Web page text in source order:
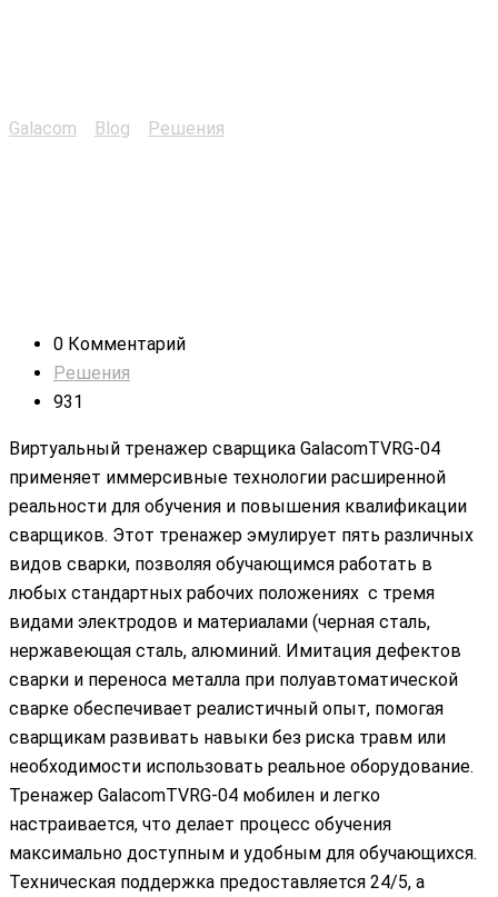
Galacom Blog Решения
0 Комментарий
Решения
931
Виртуальный тренажер сварщика GalacomTVRG-04
применяет иммерсивные технологии расширенной
реальности для обучения и повышения квалификации
сварщиков. Этот тренажер эмулирует пять различных
видов сварки, позволяя обучающимся работать в
любых стандартных рабочих положениях с тремя
видами электродов и материалами (черная сталь,
нержавеющая сталь, алюминий. Имитация дефектов
сварки и переноса металла при полуавтоматической
сварке обеспечивает реалистичный опыт, помогая
сварщикам развивать навыки без риска травм или
необходимости использовать реальное оборудование.
Тренажер GalacomTVRG-04 мобилен и легко
настраивается, что делает процесс обучения
максимально доступным и удобным для обучающихся.
Техническая поддержка предоставляется 24/5, а